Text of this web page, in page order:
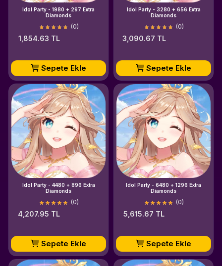
Idol Party - 1980 + 297 Extra
Diamonds
(0)
1,854.63 TL
Sepete Ekle
Idol Party - 3280 + 656 Extra
Diamonds
(0)
3,090.67 TL
Sepete Ekle
Idol Party - 4480 + 896 Extra
Diamonds
(0)
4,207.95 TL
Sepete Ekle
Idol Party - 6480 + 1296 Extra
Diamonds
(0)
5,615.67 TL
Sepete Ekle